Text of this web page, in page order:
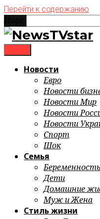
Перейти к содержанию
Новости
Евро
Новости
Новости Мир
Новости
Новости
Спорт
Шок
Семья
Беременность
Дети
Домашние
Муж и Жена
Стиль жизни